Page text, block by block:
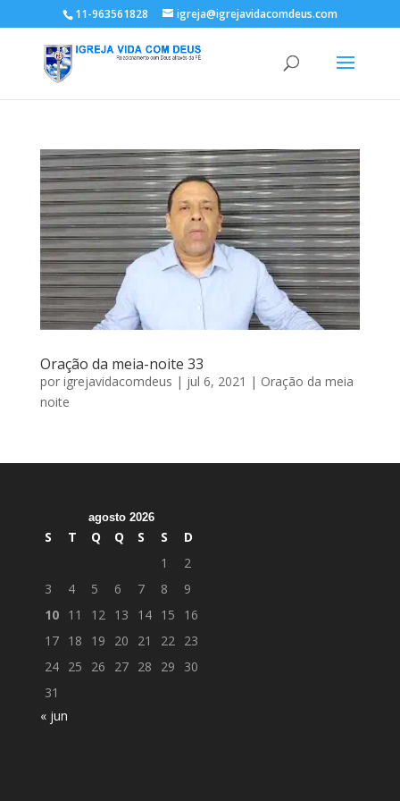
11-963561828 igreja@igrejavidacomdeus.com
Oração da meia-noite 33
por igrejavidacomdeus | jul 6, 2021 | Oração da meia
noite
agosto 2026
S T Q Q S S
D
1
2
3
4 5 6 7 8
9
10 11 12 13 14 15
16
17 18 19 20 21 22
23
24 25 26 27 28 29
30
31
« jun